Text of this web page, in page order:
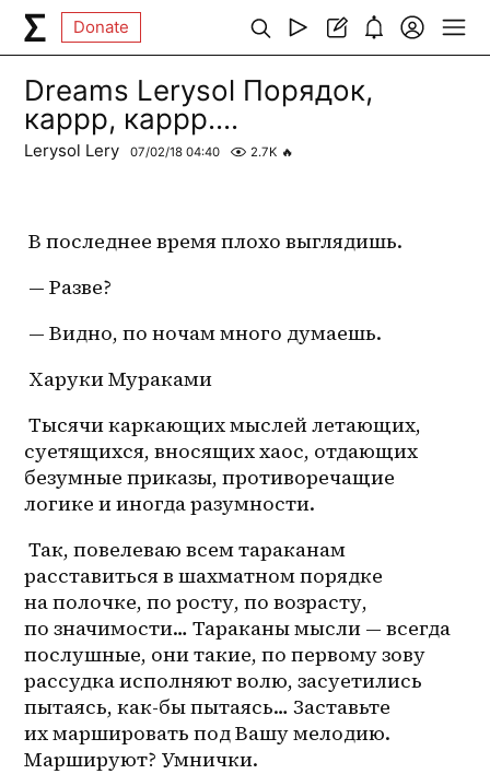
Donate
Dreams Lerysol Порядок,
каррр, каррр....
Lerysol Lery 07/02/18 04:40 2.7K 🔥
В последнее время плохо выглядишь.
— Разве?
— Видно, по ночам много думаешь.
Харуки Мураками
Тысячи каркающих мыслей летающих,
суетящихся, вносящих хаос, отдающих
безумные приказы, противоречащие
логике и иногда разумности.
Так, повелеваю всем тараканам
расставиться в шахматном порядке
на полочке, по росту, по возрасту,
по значимости… Тараканы мысли — всегда
послушные, они такие, по первому зову
рассудка исполняют волю, засуетились
пытаясь, как-бы пытаясь… Заставьте
их маршировать под Вашу мелодию.
Маршируют? Умнички.